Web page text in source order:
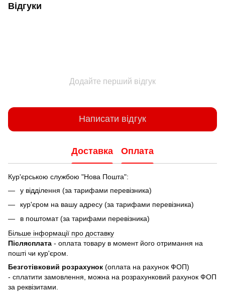
Відгуки
Додайте перший відгук
Написати відгук
Доставка Оплата
Кур'єрською службою "Нова Пошта":
у відділення (за тарифами перевізника)
кур'єром на вашу адресу (за тарифами перевізника)
в поштомат (за тарифами перевізника)
Більше інформації про доставку
Післясплата - оплата товару в момент його отримання на
пошті чи кур'єром.
Безготівковий розрахунок (оплата на рахунок ФОП)
- сплатити замовлення, можна на розрахунковий рахунок ФОП
за реквізитами.